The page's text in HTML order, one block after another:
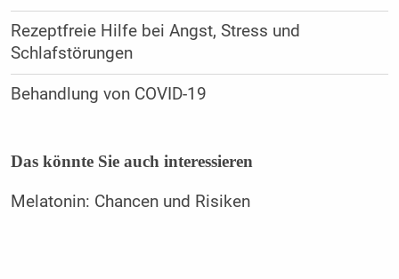
Rezeptfreie Hilfe bei Angst, Stress und
Schlafstörungen
Behandlung von COVID-19
Das könnte Sie auch interessieren
Melatonin: Chancen und Risiken